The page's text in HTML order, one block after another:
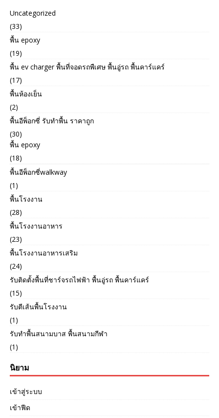
Uncategorized
(33)
พื้น epoxy
(19)
พื้น ev charger พื้นที่จอดรถพืเศษ พื้นอู่รถ พื้นคาร์แคร์
(17)
พื้นห้องเย็น
(2)
พื้นอีพ็อกซี่ รับทำพื้น ราคาถูก
(30)
พื้น epoxy
(18)
พื้นอีพ็อกซี่walkway
(1)
พื้นโรงงาน
(28)
พื้นโรงงานอาหาร
(23)
พื้นโรงงานอาหารเสริม
(24)
รับติดตั้งพื้นที่ชาร์จรถไฟฟ้า พื้นอู่รถ พื้นคาร์แคร์
(15)
รับตีเส้นพื้นโรงงาน
(1)
รับทำพื้นสนามบาส พื้นสนามกีฬา
(1)
นิยาม
เข้าสู่ระบบ
เข้าฟีด